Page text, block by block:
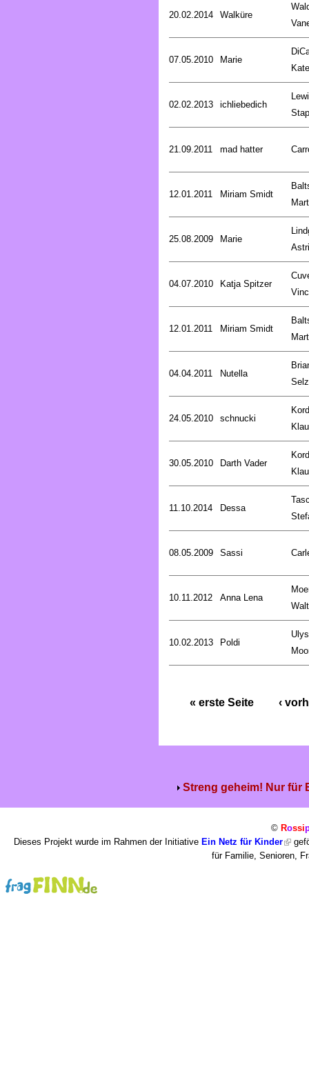
20.02.2014 Walküre
07.05.2010 Marie
Kate
02.02.2013 ichliebedich
21.09.2011 mad hatter
12.01.2011 Miriam Smidt
25.08.2009 Marie
04.07.2010 Katja Spitzer
12.01.2011 Miriam Smidt
04.04.2011 Nutella
24.05.2010 schnucki
30.05.2010 Darth Vader
11.10.2014 Dessa
08.05.2009 Sassi
10.11.2012 Anna Lena
10.02.2013 Poldi
« erste Seite ‹
Streng geheim! Nur für
© Rossi
Dieses Projekt wurde im Rahmen der Initiative Ein Netz für Kinder
für Familie, Senioren,